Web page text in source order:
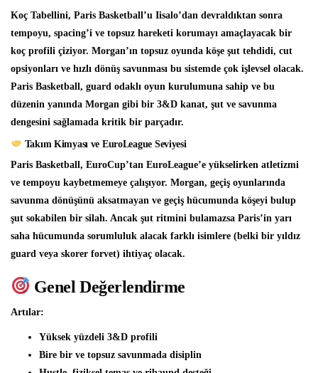
Koç Tabellini, Paris Basketball’u Iisalo’dan devraldıktan sonra
tempoyu, spacing’i ve topsuz hareketi korumayı amaçlayacak bir
koç profili çiziyor. Morgan’ın topsuz oyunda köşe şut tehdidi, cut
opsiyonları ve hızlı dönüş savunması bu sistemde çok işlevsel olacak.
Paris Basketball, guard odaklı oyun kurulumuna sahip ve bu
düzenin yanında Morgan gibi bir 3&D kanat, şut ve savunma
dengesini sağlamada kritik bir parçadır.
Takım Kimyası ve EuroLeague Seviyesi
Paris Basketball, EuroCup’tan EuroLeague’e yükselirken atletizmi
ve tempoyu kaybetmemeye çalışıyor. Morgan, geçiş oyunlarında
savunma dönüşünü aksatmayan ve geçiş hücumunda köşeyi bulup
şut sokabilen bir silah. Ancak şut ritmini bulamazsa Paris’in yarı
saha hücumunda sorumluluk alacak farklı isimlere (belki bir yıldız
guard veya skorer forvet) ihtiyaç olacak.
Genel Değerlendirme
Artılar:
Yüksek yüzdeli 3&D profili
Bire bir ve topsuz savunmada disiplin